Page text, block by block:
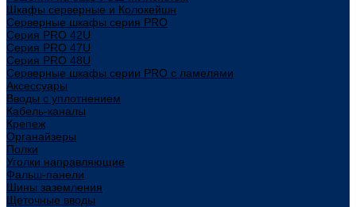
Шкафы серверные и Колокейшн
Серверные шкафы серия PRO
Серия PRO 42U
Серия PRO 47U
Серия PRO 48U
Серверные шкафы серии PRO с ламелями
Аксессуары
Вводы с уплотнением
Кабель-каналы
Крепеж
Органайзеры
Полки
Уголки направляющие
Фальш-панели
Шины заземления
Щеточные вводы